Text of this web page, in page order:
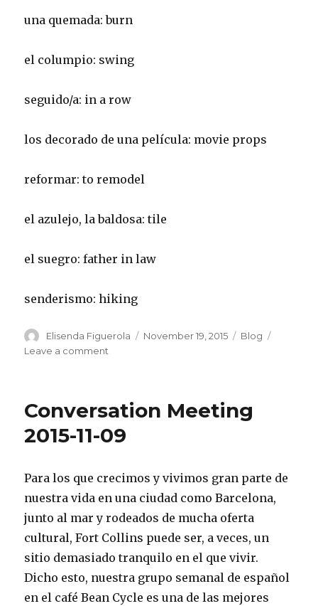
una quemada: burn
el columpio: swing
seguido/a: in a row
los decorado de una película: movie props
reformar: to remodel
el azulejo, la baldosa: tile
el suegro: father in law
senderismo: hiking
Author
Elisenda Figuerola
Posted
November 19, 2015 Categories
Blog
Leave a comment
11-
Conversation Meeting
2015-11-09
Para los que crecimos y vivimos gran parte de
nuestra vida en una ciudad como Barcelona,
junto al mar y rodeados de mucha oferta
cultural, Fort Collins puede ser, a veces, un
sitio demasiado tranquilo en el que vivir.
Dicho esto, nuestra grupo semanal de español
en el café Bean Cycle es una de las mejores